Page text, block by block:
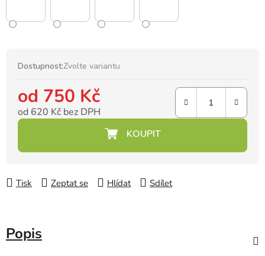
Dostupnost:Zvolte variantu
od 750 Kč
od 620 Kč bez DPH
Tisk Zeptat se Hlídat Sdílet
Popis